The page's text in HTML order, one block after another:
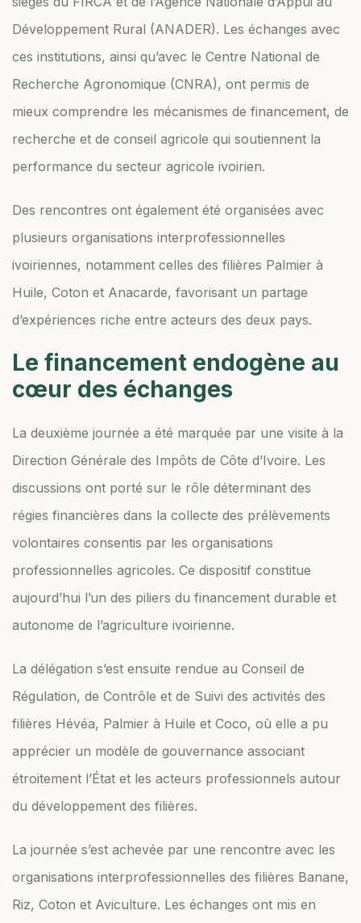
Développement Rural (ANADER). Les échanges avec
ces institutions, ainsi qu’avec le Centre National de
Recherche Agronomique (CNRA), ont permis de
mieux comprendre les mécanismes de financement, de
recherche et de conseil agricole qui soutiennent la
performance du secteur agricole ivoirien.
Des rencontres ont également été organisées avec
plusieurs organisations interprofessionnelles
ivoiriennes, notamment celles des filières Palmier à
Huile, Coton et Anacarde, favorisant un partage
d’expériences riche entre acteurs des deux pays.
Le financement endogène au
cœur des échanges
La deuxième journée a été marquée par une visite à la
Direction Générale des Impôts de Côte d’Ivoire. Les
discussions ont porté sur le rôle déterminant des
régies financières dans la collecte des prélèvements
volontaires consentis par les organisations
professionnelles agricoles. Ce dispositif constitue
aujourd’hui l’un des piliers du financement durable et
autonome de l’agriculture ivoirienne.
La délégation s’est ensuite rendue au Conseil de
Régulation, de Contrôle et de Suivi des activités des
filières Hévéa, Palmier à Huile et Coco, où elle a pu
apprécier un modèle de gouvernance associant
étroitement l’État et les acteurs professionnels autour
du développement des filières.
La journée s’est achevée par une rencontre avec les
organisations interprofessionnelles des filières Banane,
Riz, Coton et Aviculture. Les échanges ont mis en